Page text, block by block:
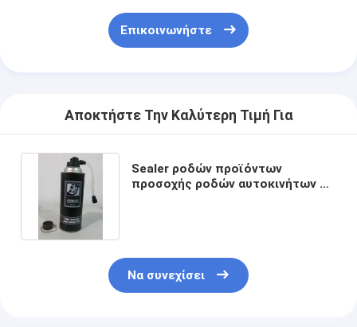
Επικοινωνήστε
Αποκτήστε Την Καλύτερη Τιμή Για
Sealer ροδών προϊόντων
προσοχής ροδών αυτοκινήτων &
Να συνεχίσει